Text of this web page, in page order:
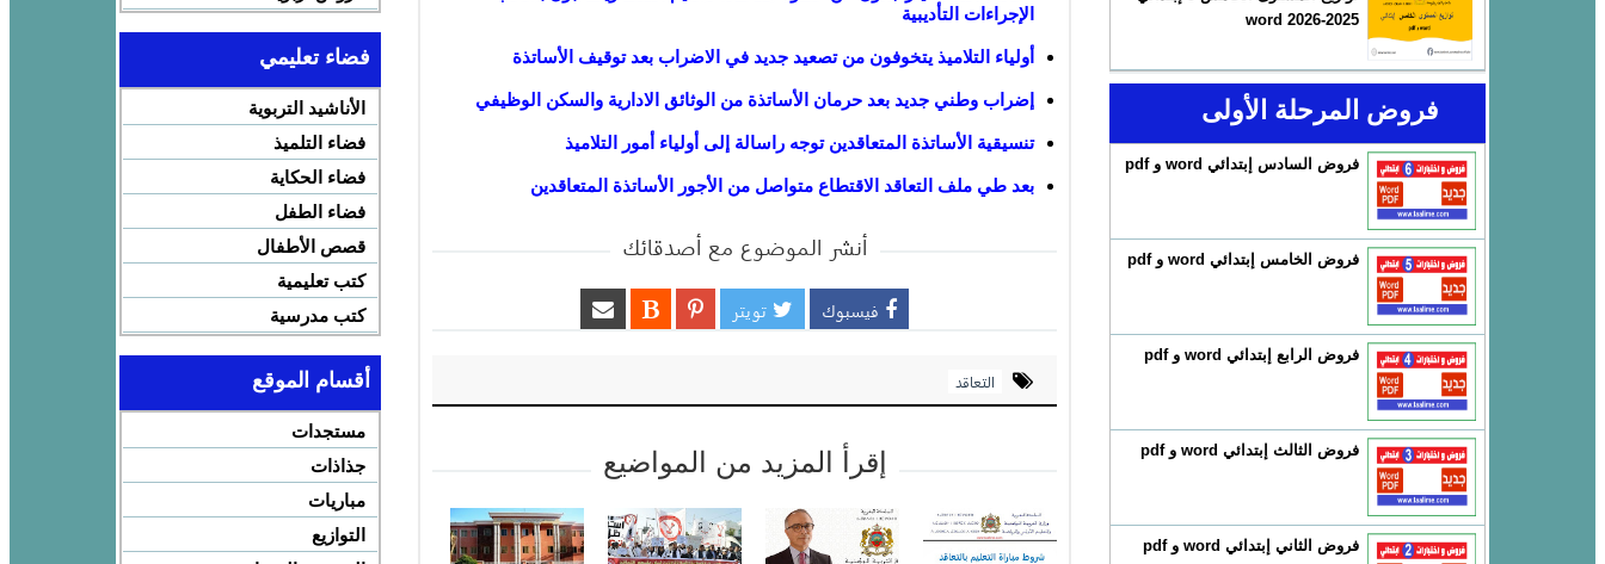
الإجراءات التأديبية
أولياء التلاميذ يتخوفون من تصعيد جديد في الاضراب بعد توقيف الأساتذة
إضراب وطني جديد بعد حرمان الأساتذة من الوثائق الادارية والسكن الوظيفي
تنسيقية الأساتذة المتعاقدين توجه راسالة إلى أولياء أمور التلاميذ
بعد طي ملف التعاقد الاقتطاع متواصل من الأجور الأساتذة المتعاقدين
أنشر الموضوع مع أصدقائك
فيسبوك تويتر
التعاقد
إقرأ المزيد من المواضيع
2025-2026 word
فروض المرحلة الأولى
فروض السادس إبتدائي word و pdf
فروض الخامس إبتدائي word و pdf
فروض الرابع إبتدائي word و pdf
فروض الثالث إبتدائي word و pdf
فروض الثاني إبتدائي word و pdf
فضاء تعليمي
الأناشيد التربوية
فضاء التلميذ
فضاء الحكاية
فضاء الطفل
قصص الأطفال
كتب تعليمية
كتب مدرسية
أقسام الموقع
مستجدات
جذاذات
مباريات
التوازيع